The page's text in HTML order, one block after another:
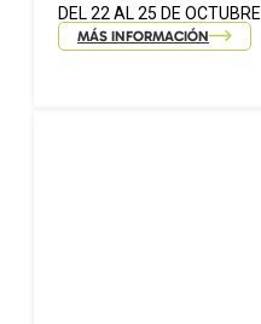
DEL 22 AL 25 DE OCTUBRE
MÁS INFORMACIÓN